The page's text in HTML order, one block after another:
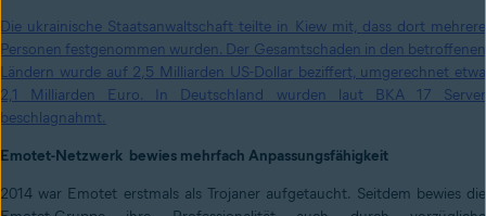
Die ukrainische Staatsanwaltschaft teilte in Kiew mit, dass dort mehrere
Personen festgenommen wurden. Der Gesamtschaden in den betroffenen
Ländern wurde auf 2,5 Milliarden US-Dollar beziffert, umgerechnet etwa
2,1 Milliarden Euro. In Deutschland wurden laut BKA 17 Server
beschlagnahmt.
Emotet-Netzwerk bewies mehrfach Anpassungsfähigkeit
2014 war Emotet erstmals als Trojaner aufgetaucht. Seitdem bewies die